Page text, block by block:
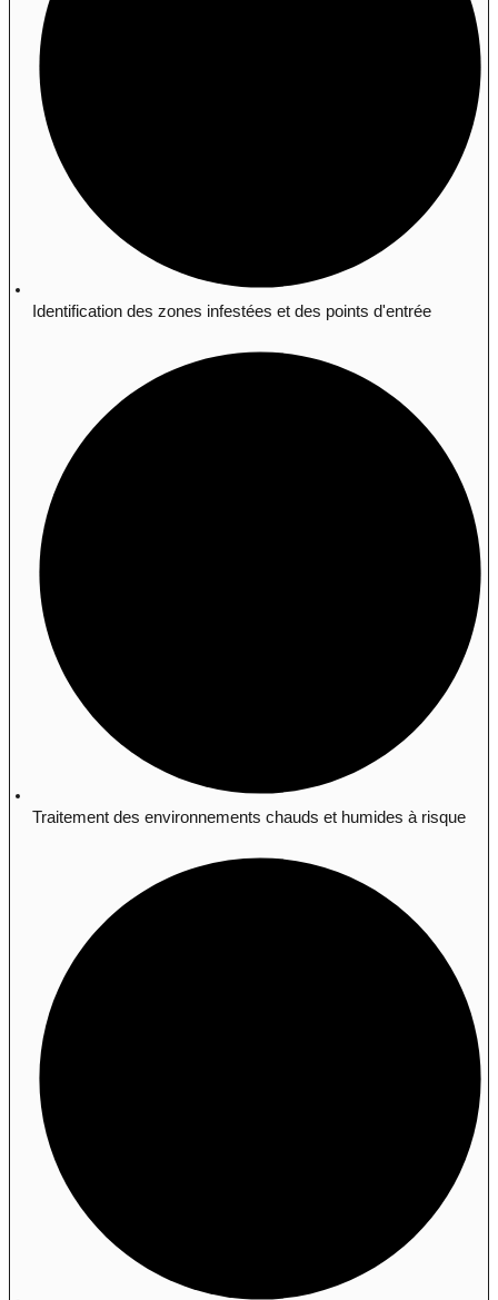
Identification des zones infestées et des points d'entrée
Traitement des environnements chauds et humides à risque